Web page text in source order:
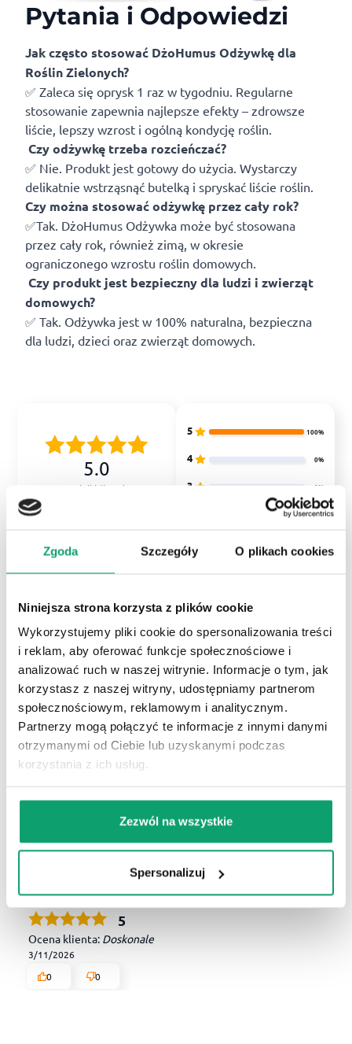
Zgoda Szczegóły O plikach cookies
Niniejsza strona korzysta z plików cookie
Wykorzystujemy pliki cookie do spersonalizowania treści
i reklam, aby oferować funkcje społecznościowe i
analizować ruch w naszej witrynie. Informacje o tym, jak
korzystasz z naszej witryny, udostępniamy partnerom
społecznościowym, reklamowym i analitycznym.
Partnerzy mogą połączyć te informacje z innymi danymi
otrzymanymi od Ciebie lub uzyskanymi podczas
korzystania z ich usług.
Zezwól na wszystkie
Spersonalizuj
Pytania i Odpowiedzi
Jak często stosować DżoHumus Odżywkę dla
Roślin Zielonych?
✅ Zaleca się oprysk 1 raz w tygodniu. Regularne
stosowanie zapewnia najlepsze efekty – zdrowsze
liście, lepszy wzrost i ogólną kondycję roślin.
Czy odżywkę trzeba rozcieńczać?
✅ Nie. Produkt jest gotowy do użycia. Wystarczy
delikatnie wstrząsnąć butelką i spryskać liście roślin.
Czy można stosować odżywkę przez cały rok?
✅Tak. DżoHumus Odżywka może być stosowana
przez cały rok, również zimą, w okresie
ograniczonego wzrostu roślin domowych.
Czy produkt jest bezpieczny dla ludzi i zwierząt
domowych?
✅ Tak. Odżywka jest w 100% naturalna, bezpieczna
dla ludzi, dzieci oraz zwierząt domowych.
5.0
opinii klientów
5 100%
4 0%
3 0%
0%
Jak zbieramy opinie?
Opinie klientów
Wyczyść Szukaj
5
Dzięki za te odżywkę ;)
0
0
BERTA
5
Ocena klienta: Doskonale
3/11/2026
0
0